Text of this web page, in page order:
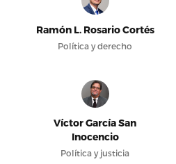
Ramón L. Rosario Cortés
Política y derecho
Víctor García San
Inocencio
Política y justicia